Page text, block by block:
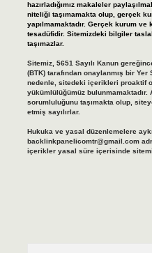
hazırladığımız makaleler
niteliği taşımamakta olup, gerçek
yapılmamaktadır. Gerçek kurum
tesadüfidir. Sitemizdeki bilgiler
taşımazlar.
Sitemiz, 5651 Sayılı Kanun
(BTK) tarafından onaylanmış bir
nedenle, sitedeki içerikleri proaktif
yükümlülüğümüz
sorumluluğunu taşımakta olup,
etmiş sayılırlar.
Hukuka ve yasal düzenlemelere
backlinkpanelicomtr@gmail.com
içerikler yasal süre içerisinde